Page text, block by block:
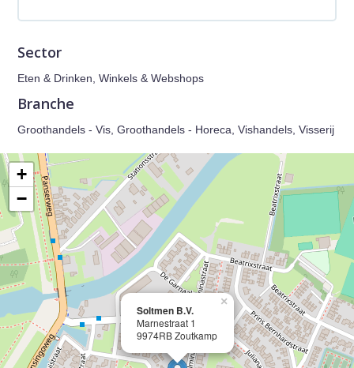
Sector
Eten & Drinken, Winkels & Webshops
Branche
Groothandels - Vis, Groothandels - Horeca, Vishandels, Visserij
Soltmen B.V.
Marnestraat 1
9974RB Zoutkamp
×
+
−